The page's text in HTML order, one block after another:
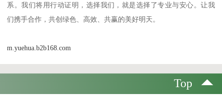
系。我们将用行动证明，选择我们，就是选择了专业与安心。让我
们携手合作，共创绿色、高效、共赢的美好明天。
m.yuehua.b2b168.com
Top